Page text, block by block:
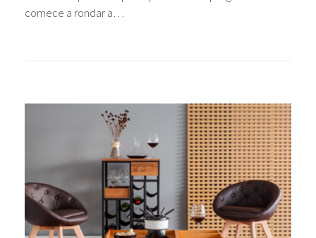
comece a rondar a…